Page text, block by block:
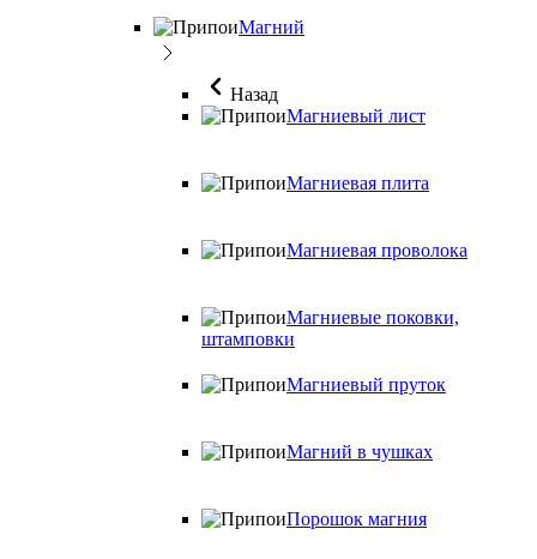
Магний
Назад
Магниевый лист
Магниевая плита
Магниевая проволока
Магниевые поковки,
штамповки
Магниевый пруток
Магний в чушках
Порошок магния